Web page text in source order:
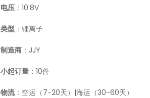
电压：10.8V
类型 ：锂离子
制造商：JJY
小起订量：10件
物流：空运（7-20天）|海运（30-60天）